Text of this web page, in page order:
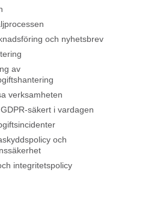
och nyhetsbrev
av
verksamheten
säkert i vardagen
och
integritetspolicy